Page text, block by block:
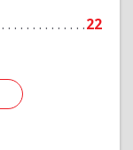
22
Подробнее